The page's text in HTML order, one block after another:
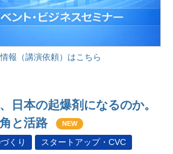
報（講演依頼）はこちら
日本の起爆剤になるのか。
と活路
NEW
くり スタートアップ・CVC